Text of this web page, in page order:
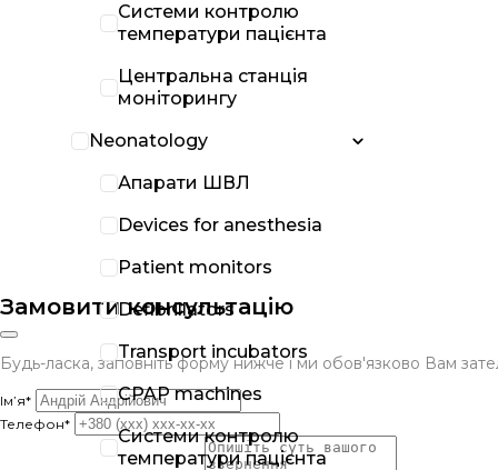
Замовити консультацію
Будь-ласка, заповніть форму нижче і ми обов'язково Вам
Ім’я*
Телефон*
Системи контролю
температури пацієнта
Центральна станція
моніторингу
Neonatology
Апарати ШВЛ
Devices for anesthesia
Patient monitors
Defibrillators
Transport incubators
CPAP machines
Системи контролю
температури пацієнта